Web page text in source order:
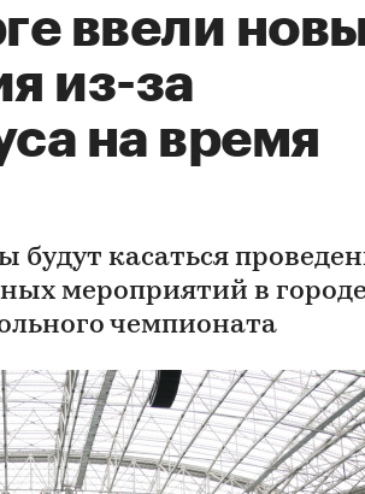
ввели
из-за
на время
касаться
мероприятий в
чемпионата